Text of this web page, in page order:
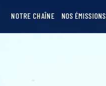
NOTRE CHAÎNE NOS ÉMISSIONS